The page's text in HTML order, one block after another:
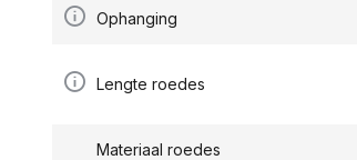
Ophanging
Lengte roedes
Materiaal roedes